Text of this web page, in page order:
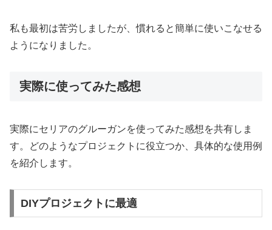
私も最初は苦労しましたが、慣れると簡単に使いこなせる
ようになりました。
実際に使ってみた感想
実際にセリアのグルーガンを使ってみた感想を共有しま
す。どのようなプロジェクトに役立つか、具体的な使用例
を紹介します。
DIYプロジェクトに最適